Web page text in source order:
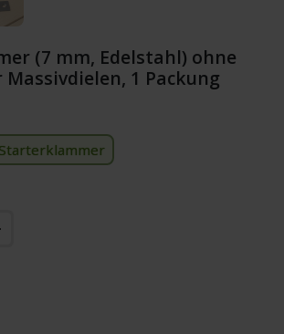
(7 mm, Edelstahl) ohne
Massivdielen, 1 Packung